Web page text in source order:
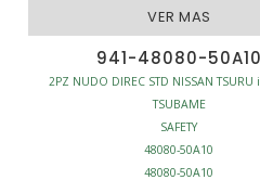
VER MAS
941-48080-50A10
2PZ NUDO DIREC STD NISSAN TSURU
TSUBAME
SAFETY
48080-50A10
48080-50A10